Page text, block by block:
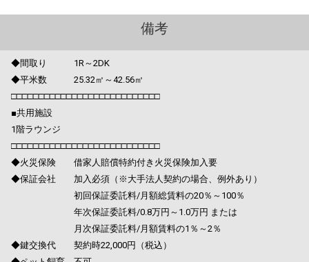
備考
◆間取り 1R～2DK
◆平米数 25.32㎡～42.56㎡
□□□□□□□□□□□□□□□□□□□□□□□□□□□
■共用施設
1階ラウンジ
□□□□□□□□□□□□□□□□□□□□□□□□□□□
◆火災保険 借家人賠償特約付き火災保険加入要
◆保証会社 加入必須（※大手法人契約の場合、例外あり）
初回保証委託料/月額総賃料の20％～100％
年次保証委託料/0.8万円～1.0万円 または
月次保証委託料/月額賃料の1％～2％
◆鍵交換代 契約時22,000円（税込）